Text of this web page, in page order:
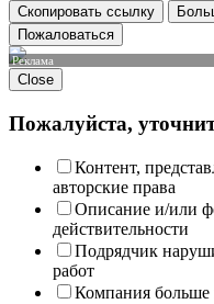
Скопировать ссылку
Пожаловаться
Реклама
Close
Пожалуйста,
Контент,
авторские права
Описание и/или
действительности
Подрядчик
работ
Компания больше